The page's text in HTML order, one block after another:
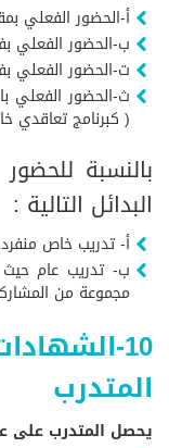
أ-الحضور الفعلي
ب-الحضور الفعلي
ت-الحضور الفعلي
ث-الحضور الفعلي
( كبرنامج تعاقدي
بالنسبة
البدائل التالية :
أ- تدريب خاص
ب- تدريب عام
مجموعة من
10-
المتدرب
يحصل المتدرب على عدد 2 شهادة